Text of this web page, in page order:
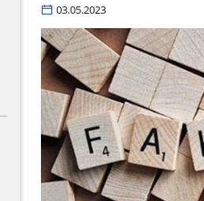
03.05.2023